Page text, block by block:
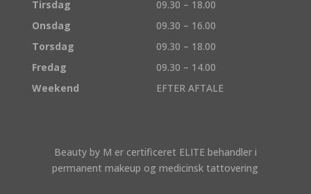
Tirsdag
09.30 – 18.00
Onsdag
09.30 – 16.00
Torsdag
09.30 – 18.00
Fredag
09.30 – 14.00
Weekend
EFTER AFTALE
Beauty by M er certificeret ELITE behandler i
permanent makeup og medicinsk tattovering